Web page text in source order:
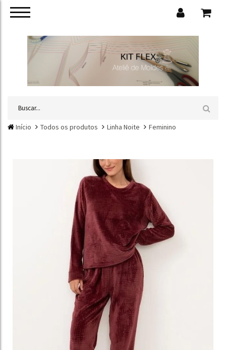
Início Todos os produtos Linha Noite Feminino